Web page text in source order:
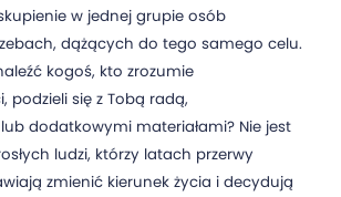
w jednej grupie osób
dążących do tego samego celu.
kogoś, kto zrozumie
podzieli się z Tobą radą,
dodatkowymi materiałami? Nie jest
ludzi, którzy latach przerwy
zmienić kierunek życia i decydują